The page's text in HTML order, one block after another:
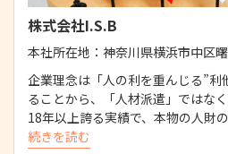
株式会社I.S.B
本社所在地： 神奈川県横浜市中区
企業理念は「人の利を重んじる”利
ることから、「人材派遣」ではな
18年以上誇る実績で、本物の人財
続きを読む